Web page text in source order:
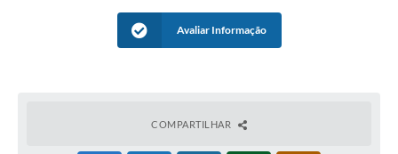
Avaliar Informação
COMPARTILHAR